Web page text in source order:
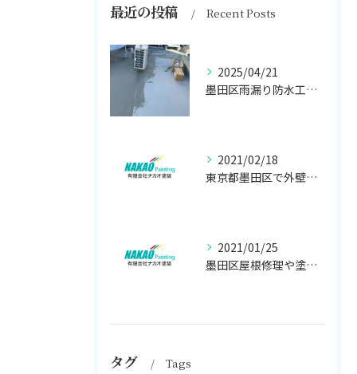
最近の投稿 Recent Posts
2025/04/21
墨田区雨漏り防水工事はナカオ塗装まで！！
2021/02/18
東京都墨田区で外壁塗り替え工事なら(有)ナカオ塗装にお任せ
2021/01/25
墨田区屋根修理や塗装工事は、【人気のナカオ塗装へ！】
タグ Tags